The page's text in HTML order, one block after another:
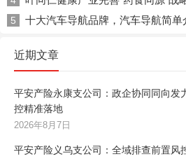
5 十大汽车导航品牌，汽车导航简单
近期文章
平安产险永康支公司：政企协同同向发
控精准落地
2026年8月7日
平安产险义乌支公司：全域排查前置风